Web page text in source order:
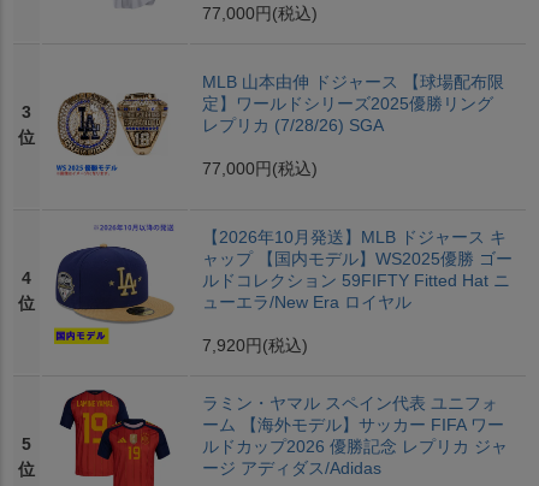
77,000円 (税込)
3
位
MLB 山本由伸 ドジャース 【球場配布限
定】ワールドシリーズ2025優勝リング
レプリカ (7/28/26) SGA
77,000円 (税込)
4
位
【2026年10月発送】MLB ドジャース キ
ャップ 【国内モデル】WS2025優勝 ゴー
ルドコレクション 59FIFTY Fitted Hat ニ
ューエラ/New Era ロイヤル
7,920円 (税込)
5
位
ラミン・ヤマル スペイン代表 ユニフォ
ーム 【海外モデル】サッカー FIFA ワー
ルドカップ2026 優勝記念 レプリカ ジャ
ージ アディダス/Adidas